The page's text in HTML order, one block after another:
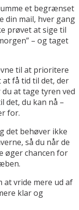
et begrænset
din mail, hver gang
prøvet at sige til
– og taget
til at prioritere
få tid til det, der
at tage tyren ved
det, du kan nå –
for.
det behøver ikke
så du når de
øger chancen for
at vride mere ud af
klar og